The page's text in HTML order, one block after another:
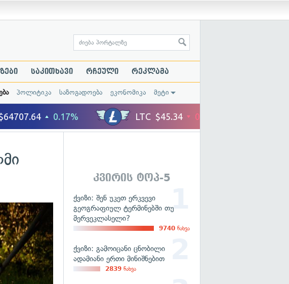
საკითხავი რჩეული რეკლამა
პოლიტიკა საზოგადოება ეკონომიკა მეტი
კვირის ტოპ-5
ქვიზი: შენ უკეთ ერკვევი
გეოგრაფიულ ტერმინებში თუ
მერვეკლასელი?
9740 ნახვა
ქვიზი: გამოიცანი ცნობილი
ადამიანი ერთი მინიშნებით
2839 ნახვა